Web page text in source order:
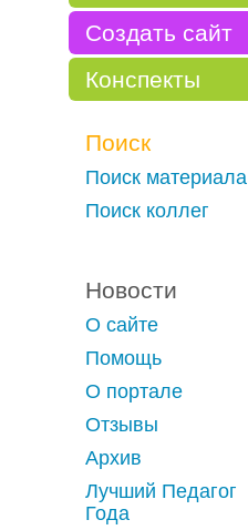
Создать сайт
Конспекты
Поиск
Поиск материала
Поиск коллег
Новости
О сайте
Помощь
О портале
Отзывы
Архив
Лучший Педагог
Года